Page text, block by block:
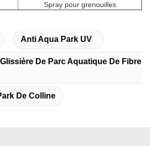
Spray pour grenouilles
Anti Aqua Park UV
De Parc Aquatique De Fibre
De Colline